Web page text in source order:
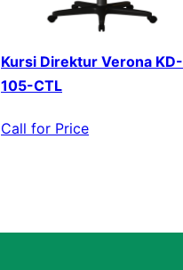
Kursi Direktur Verona KD-
105-CTL
Call for Price